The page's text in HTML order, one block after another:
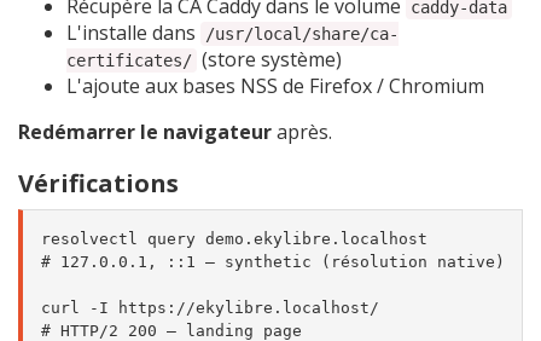
Récupère la CA Caddy dans le volume
caddy-data
L'installe dans
/usr/local/share/ca-
certificates/ (store système)
L'ajoute aux bases NSS de Firefox / Chromium
Redémarrer le navigateuraprès.
Vérifications
resolvectl query demo.ekylibre.localhost
# 127.0.0.1, ::1 — synthetic (résolution native)
curl -I https://ekylibre.localhost/
# HTTP/2 200 — landing page